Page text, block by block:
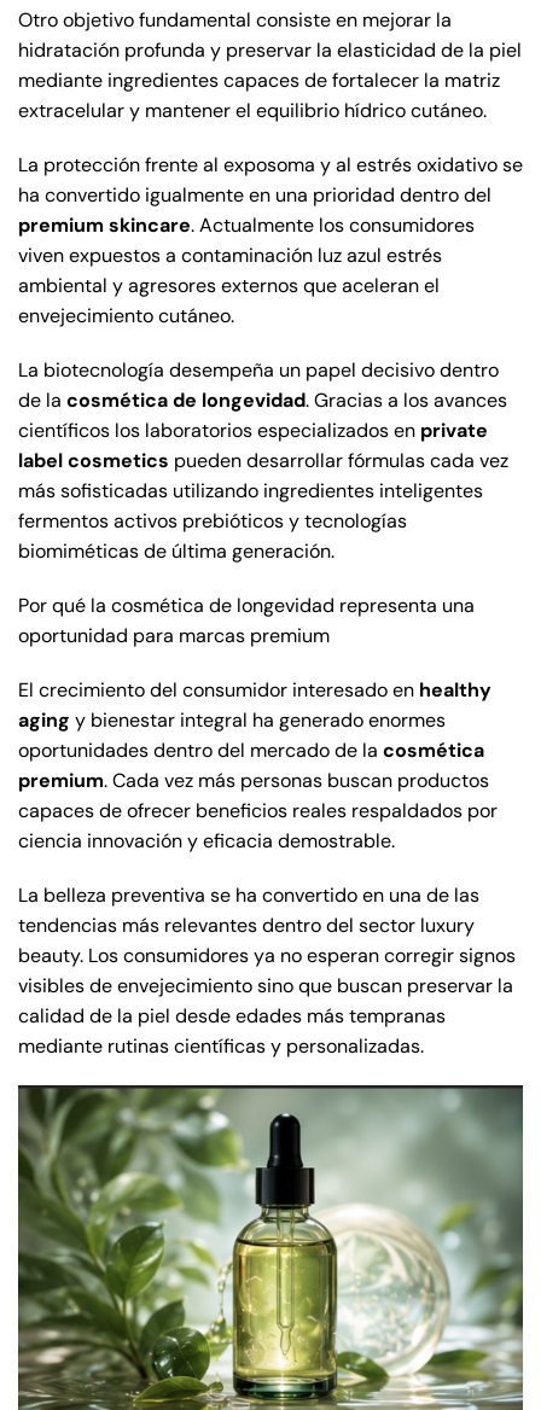
Otro objetivo fundamental consiste en mejorar la
hidratación profunda y preservar la elasticidad de la piel
mediante ingredientes capaces de fortalecer la matriz
extracelular y mantener el equilibrio hídrico cutáneo.
La protección frente al exposoma y al estrés oxidativo se
ha convertido igualmente en una prioridad dentro del
premium skincare. Actualmente los consumidores
viven expuestos a contaminación luz azul estrés
ambiental y agresores externos que aceleran el
envejecimiento cutáneo.
La biotecnología desempeña un papel decisivo dentro
de la cosmética de longevidad. Gracias a los avances
científicos los laboratorios especializados en private
label cosmetics pueden desarrollar fórmulas cada vez
más sofisticadas utilizando ingredientes inteligentes
fermentos activos prebióticos y tecnologías
biomiméticas de última generación.
Por qué la cosmética de longevidad representa una
oportunidad para marcas premium
El crecimiento del consumidor interesado en healthy
aging y bienestar integral ha generado enormes
oportunidades dentro del mercado de la cosmética
premium. Cada vez más personas buscan productos
capaces de ofrecer beneficios reales respaldados por
ciencia innovación y eficacia demostrable.
La belleza preventiva se ha convertido en una de las
tendencias más relevantes dentro del sector luxury
beauty. Los consumidores ya no esperan corregir signos
visibles de envejecimiento sino que buscan preservar la
calidad de la piel desde edades más tempranas
mediante rutinas científicas y personalizadas.